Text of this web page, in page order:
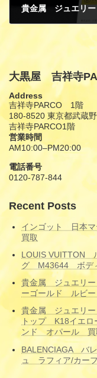
大黒屋 吉祥寺
Address
吉祥寺PARCO 1階
180-8520 東京都武蔵
吉祥寺PARCO1階
営業時間
AM10:00–PM20:00
電話番号
0120-787-844
Recent Posts
インゴット 日本
買取
LOUIS VUITTON
グ M43644 ボデ
貴金属 ジュエリ
ーゴールド ルビ
貴金属 ジュエリ
トップ K18イエロ
ンド オパール 買
BALENCIAGA バ
ュ ラフィア/カー